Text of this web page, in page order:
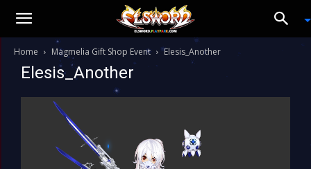
Home Magmelia Gift Shop Event Elesis_Another
Elesis_Another